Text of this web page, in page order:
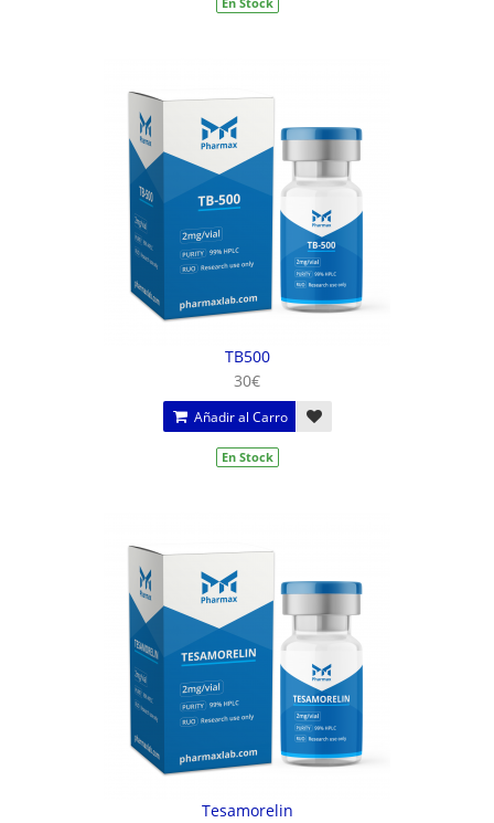
TB500
30€
Añadir al Carro
En Stock
Tesamorelin